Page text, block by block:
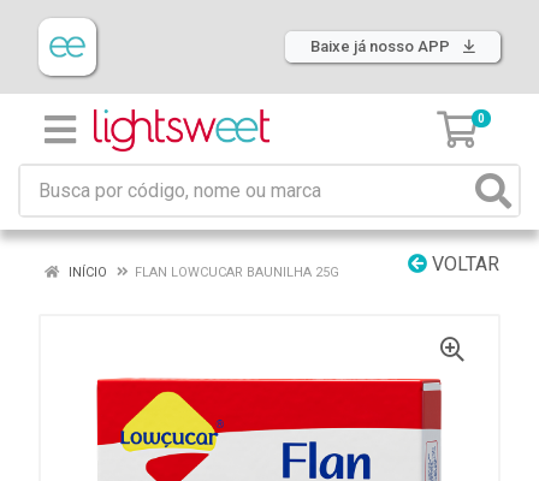
Baixe já nosso APP
0
VOLTAR
INÍCIO FLAN LOWCUCAR BAUNILHA 25G